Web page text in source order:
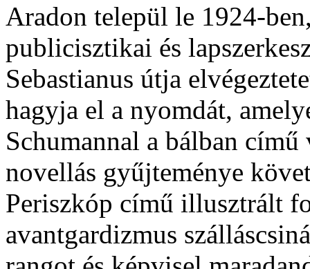
Aradon települ le 1924-
publicisztikai és
Sebastianus útja
hagyja el a nyomdát,
Schumannal a bálban
novellás gyűjteménye
Periszkóp című illusztrált
avantgardizmus